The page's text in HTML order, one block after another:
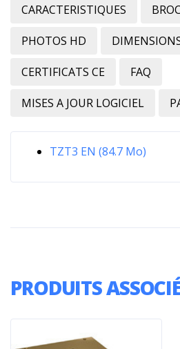
CARACTERISTIQUES
PHOTOS HD
CERTIFICATS CE FAQ
MISES A JOUR LOGICIEL
TZT3 EN (84.7 Mo)
PRODUITS